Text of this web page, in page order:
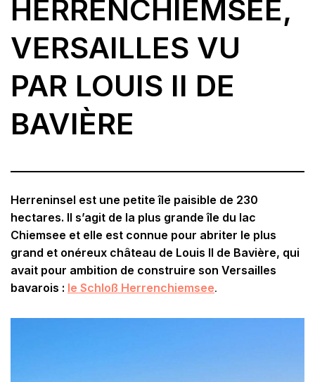
HERRENCHIEMSEE,
VERSAILLES VU
PAR LOUIS II DE
BAVIÈRE
Herreninsel est une petite île paisible de 230
hectares. Il s’agit de la plus grande île du lac
Chiemsee et elle est connue pour abriter le plus
grand et onéreux château de Louis II de Bavière, qui
avait pour ambition de construire son Versailles
bavarois : le Schloß Herrenchiemsee.